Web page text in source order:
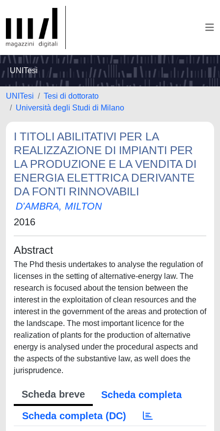
UNITesi
UNITesi
Tesi di dottorato
Università degli Studi di Milano
I TITOLI ABILITATIVI PER LA
REALIZZAZIONE DI IMPIANTI PER
LA PRODUZIONE E LA VENDITA DI
ENERGIA ELETTRICA DERIVANTE
DA FONTI RINNOVABILI
D'AMBRA, MILTON
2016
Abstract
The Phd thesis undertakes to analyse the regulation of
licenses in the setting of alternative-energy law. The
research is focused about the tension between the
interest in the exploitation of clean resources and the
interest in the government of the areas and protection of
the landscape. The most important licence for the
realization of plants for the production of alternative
energy is analysed under the procedural aspects and
the aspects of the substantive law, as well does the
jurisprudence.
Scheda breve
Scheda completa
Scheda completa (DC)